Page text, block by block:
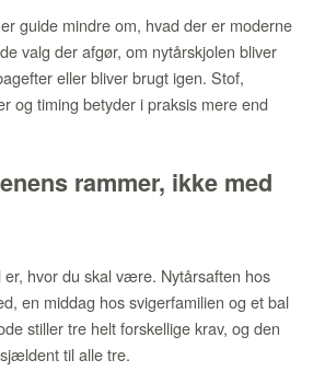
guide mindre om, hvad der er moderne
valg der afgør, om nytårskjolen bliver
eller bliver brugt igen. Stof,
og timing betyder i praksis mere end
rammer, ikke med
er, hvor du skal være. Nytårsaften hos
en middag hos svigerfamilien og et bal
stiller tre helt forskellige krav, og den
til alle tre.